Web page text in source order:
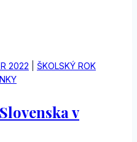
2022
ŠKOLSKÝ ROK
v